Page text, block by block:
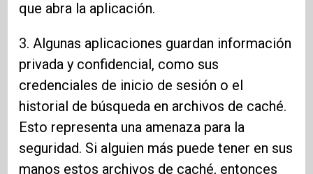
que abra la aplicación.
3. Algunas aplicaciones guardan información
privada y confidencial, como sus
credenciales de inicio de sesión o el
historial de búsqueda en archivos de caché.
Esto representa una amenaza para la
seguridad. Si alguien más puede tener en sus
manos estos archivos de caché, entonces